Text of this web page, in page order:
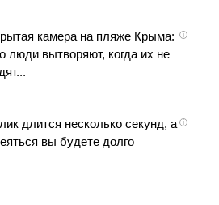
i
камера на пляже Крыма:
люди вытворяют, когда их не
i
длится несколько секунд, а
вы будете долго